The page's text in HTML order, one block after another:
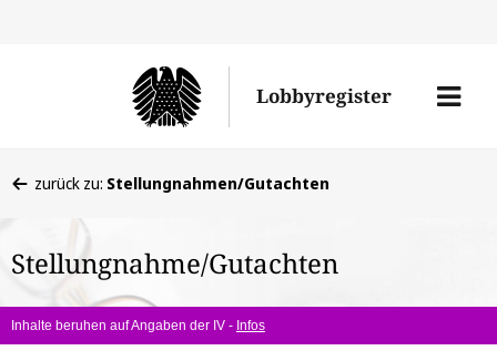
Lobbyregister
Menü
befinden
hier:
zurück zu: Stellungnahmen/Gutachten
Stellungnahme/Gutachten
Inhalte beruhen auf Angaben der IV - Infos